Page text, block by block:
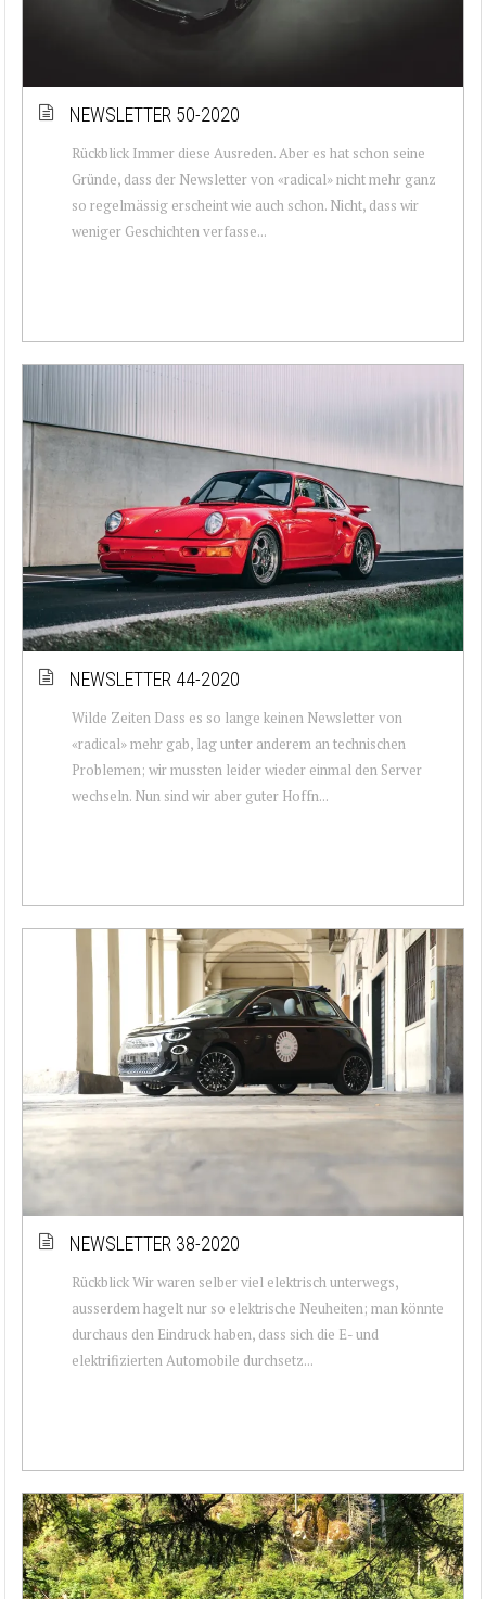
NEWSLETTER 50-2020
Rückblick Immer diese Ausreden. Aber es hat schon seine
Gründe, dass der Newsletter von «radical» nicht mehr ganz
so regelmässig erscheint wie auch schon. Nicht, dass wir
weniger Geschichten verfasse...
NEWSLETTER 44-2020
Wilde Zeiten Dass es so lange keinen Newsletter von
«radical» mehr gab, lag unter anderem an technischen
Problemen; wir mussten leider wieder einmal den Server
wechseln. Nun sind wir aber guter Hoffn...
NEWSLETTER 38-2020
Rückblick Wir waren selber viel elektrisch unterwegs,
ausserdem hagelt nur so elektrische Neuheiten; man könnte
durchaus den Eindruck haben, dass sich die E- und
elektrifizierten Automobile durchsetz...